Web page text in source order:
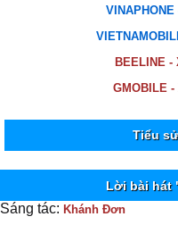
BEELINE
GMOBILE
Tiểu
Lời bài hát
Sáng tác: Khánh Đơn